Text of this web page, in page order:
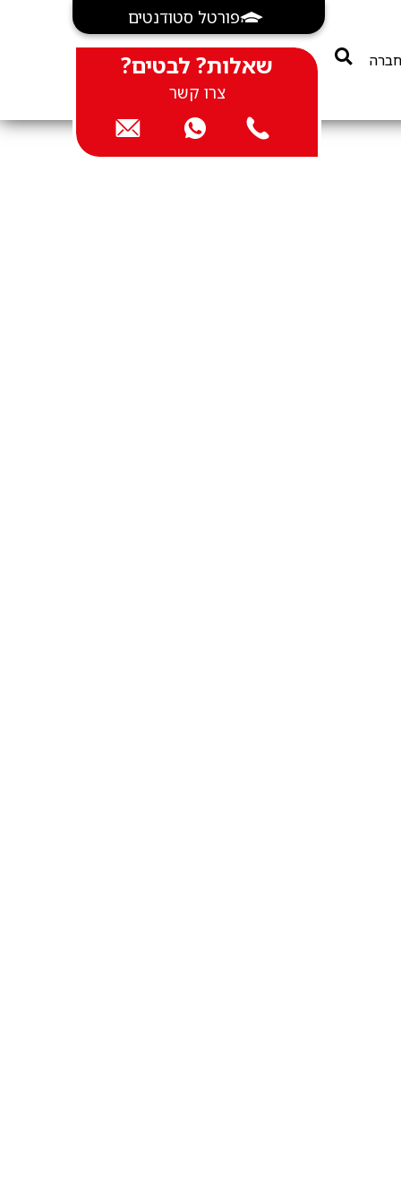
פורטל סטודנטים
שאלות? לבטים?
צרו קשר